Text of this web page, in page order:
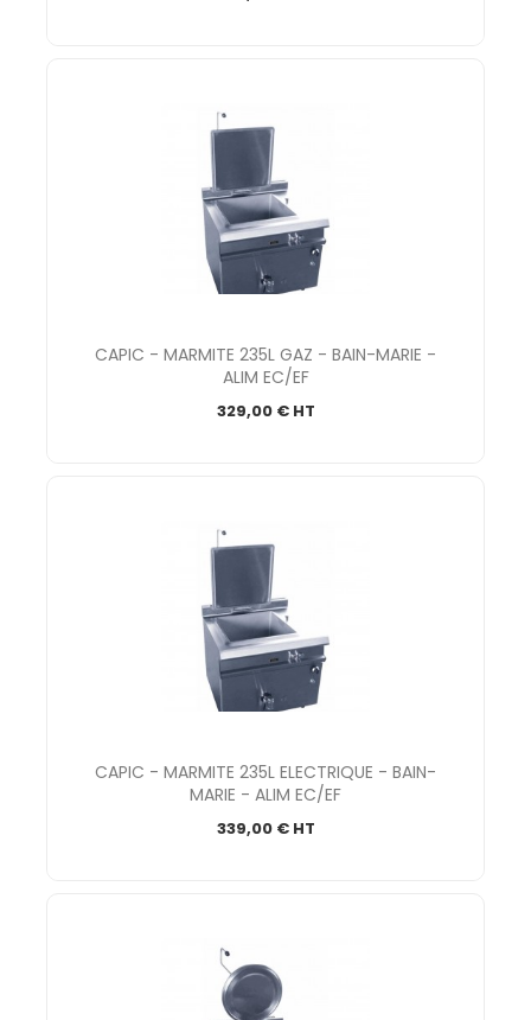
CAPIC - MARMITE 235L GAZ - BAIN-MARIE -
ALIM EC/EF
329,00 € HT
CAPIC - MARMITE 235L ELECTRIQUE - BAIN-
MARIE - ALIM EC/EF
339,00 € HT